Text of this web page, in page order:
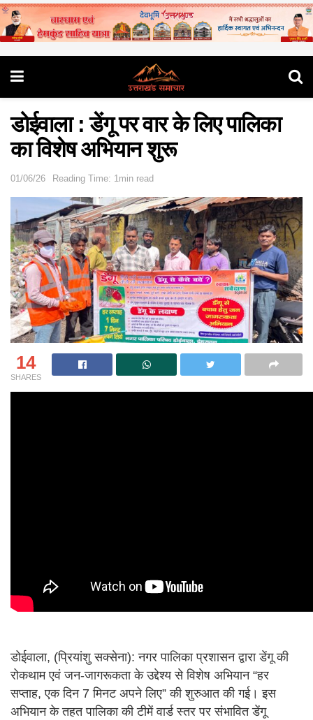
डोईवाला : डेंगू पर वार के लिए पालिका
का विशेष अभियान शुरू
01/06/26 Reading Time: 1min read
14
SHARES
डोईवाला, (प्रियांशु सक्सेना): नगर पालिका प्रशासन द्वारा डेंगू की
रोकथाम एवं जन-जागरूकता के उद्देश्य से विशेष अभियान “हर
सप्ताह, एक दिन 7 मिनट अपने लिए” की शुरुआत की गई। इस
अभियान के तहत पालिका की टीमें वार्ड स्तर पर संभावित डेंगू